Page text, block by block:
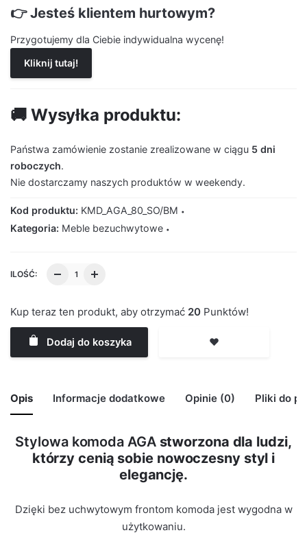
👉 Jesteś klientem hurtowym?
Przygotujemy dla Ciebie indywidualna wycenę!
Kliknij tutaj!
🚚 Wysyłka produktu:
Państwa zamówienie zostanie zrealizowane w ciągu 5 dni
roboczych.
Nie dostarczamy naszych produktów w weekendy.
Kod produktu: KMD_AGA_80_SO/BM
Kategoria: Meble bezuchwytowe
ILOŚĆ:
Kup teraz ten produkt, aby otrzymać 20 Punktów!
Dodaj do koszyka ❤️
Opis Informacje dodatkowe Opinie (0) Pliki do
Stylowa komoda AGAstworzona dla ludzi,
którzy cenią sobie nowoczesny styl i
elegancję.
Dzięki bez uchwytowym frontom komoda jest wygodna w
użytkowaniu.
Waga 29 kg
Biały Mat
🙁 Nie ma jeszcze opinii o tym produkcie..
Only logged in customers who have purchased this